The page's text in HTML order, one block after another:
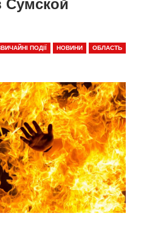
Сумской
ПОДІЇ НОВИНИ ОБЛАСТЬ